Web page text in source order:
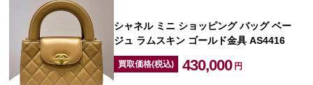
シャネル ミニ ショッピング バッグ ベー
ジュ ラムスキン ゴールド金具 AS4416
買取価格(税込) 430,000 円